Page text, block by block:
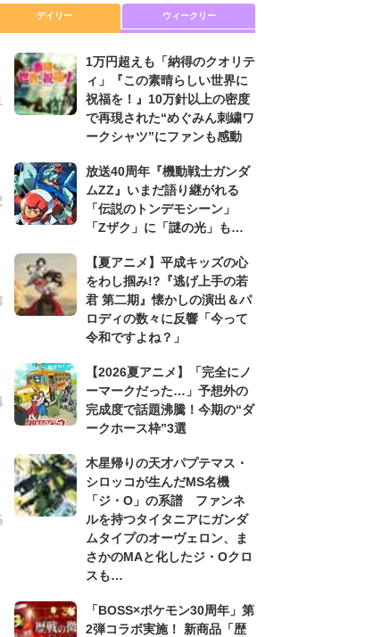
デイリー ウィークリー
1万円超えも「納得のクオリテ
ィ」『この素晴らしい世界に
祝福を！』10万針以上の密度
で再現された“めぐみん刺繍ワ
ークシャツ”にファンも感動
放送40周年『機動戦士ガンダ
ムZZ』いまだ語り継がれる
「伝説のトンデモシーン」
「Zザク」に「謎の光」も…
【夏アニメ】平成キッズの心
をわし掴み!?『逃げ上手の若
君 第二期』懐かしの演出＆パ
ロディの数々に反響「今って
令和ですよね？」
【2026夏アニメ】「完全にノ
ーマークだった…」予想外の
完成度で話題沸騰！今期の“ダ
ークホース枠”3選
木星帰りの天才パプテマス・
シロッコが生んだMS名機
「ジ・O」の系譜 ファンネ
ルを持つタイタニアにガンダ
ムタイプのオーヴェロン、ま
さかのMAと化したジ・Oクロ
スも…
「BOSS×ポケモン30周年」第
2弾コラボ実施！ 新商品「歴